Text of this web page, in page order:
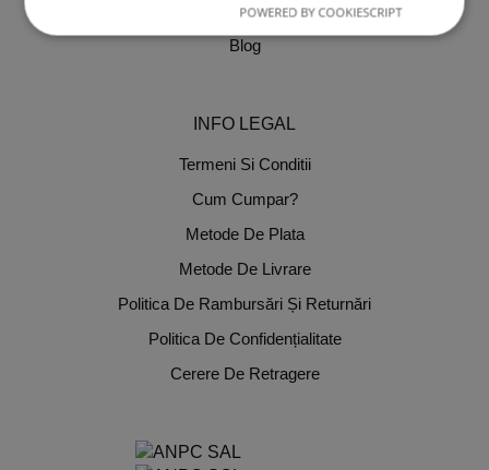
Detalii Cont
Blog
INFO LEGAL
Termeni Si Conditii
Cum Cumpar?
Metode De Plata
Metode De Livrare
Politica De Rambursări Și Returnări
Politica De Confidențialitate
Cerere De Retragere
POWERED BY COOKIESCRIPT